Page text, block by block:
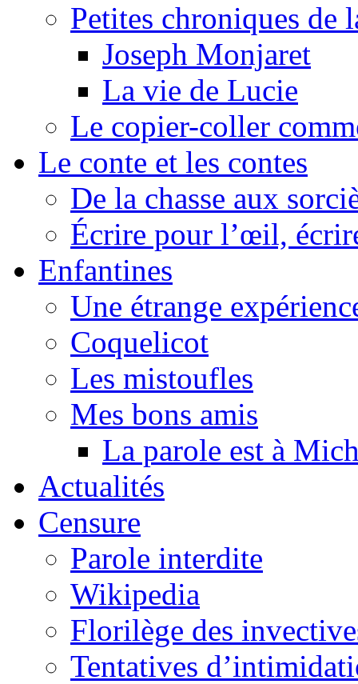
Petites chroniques de
Joseph Monjaret
La vie de Lucie
Le copier-coller
Le conte et les contes
De la chasse aux
Écrire pour l’œil,
Enfantines
Une étrange
Coquelicot
Les mistoufles
Mes bons amis
La parole est à
Actualités
Censure
Parole interdite
Wikipedia
Florilège des
Tentatives